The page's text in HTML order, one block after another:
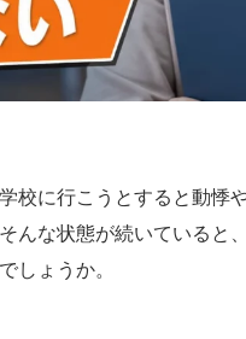
校に行こうとすると動悸
んな状態が続いていると
しょうか。